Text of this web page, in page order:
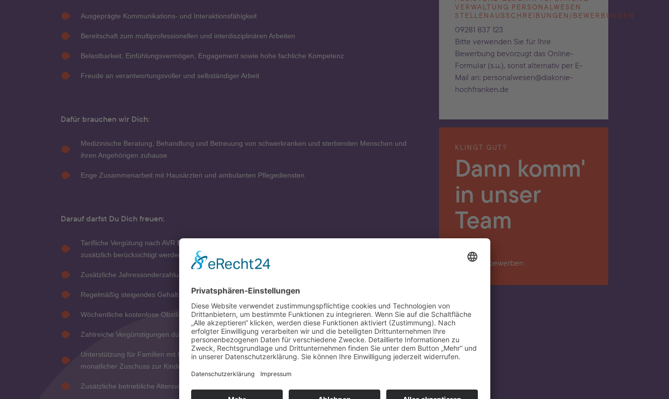
Ausgeprägte Kommunikations- und Interaktionsfähigkeit
Bereitschaft zum multiprofessionellen und interdisziplinären Arbeiten
Belastbarkeit, Einfühlungsvermögen, Engagement sowie hohe fachliche Kompetenz
Freude an verantwortungsvoller und selbständiger Arbeit
Dafür brauchen wir Dich:
Medizinische Beratung, Behandlung und Betreuung von schwerkranken und sterbenden Menschen und
ihren Angehörigen zuhause
Enge Zusammenarbeit mit Hausärzten und ambulanten Pflegediensten
Darauf darfst Du Dich freuen:
Tarifliche Vergütung nach AVR Bayern (Entgeltgruppe E9). Vorerfahrungen im Tätigkeitsbereich können
zusätzlich berücksichtigt werden
Zusätzliche Jahressonderzahlung (85 % eines Monatsgehalts)
Regelmäßig steigendes Gehalt durch unser Tarifsystem
Wöchentliche kostenlose Obstlieferung an den Arbeitsplatz
Zahlreiche Vergünstigungen durch Mitarbeiterrabatte (z. B. Thermen, Kinos, Geschäfte der Region)
Unterstützung für Familien mit Kindern: u. a. kostenlose Ferienbetreuung in den Sommerferien,
monatlicher Zuschuss zur Kinderbetreuung (einkommensabhängig)
Zusätzliche betriebliche Altersvorsorge und Beihilfe zur Krankenversicherung
VERWALTUNG PERSONALWESEN
STELLENAUSSCHREIBUNGEN/BEWERBUNGEN
09281 837 123
Bitte verwenden Sie für Ihre
Bewerbung bevorzugt das Online-
Formular (s.u.), sonst alternativ per E-
Mail an: personalwesen@diakonie-
hochfranken.de
KLINGT GUT?
Dann komm'
in unser
Team
Jetzt bewerben